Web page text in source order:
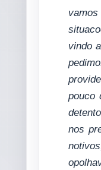
vindo
pouco
nos